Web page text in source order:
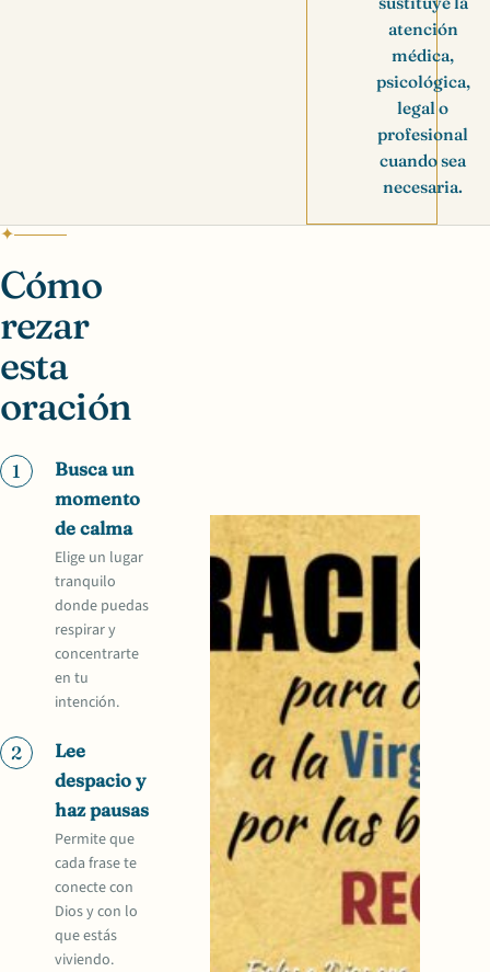
atención
médica,
psicológica,
legal o
profesional
cuando sea
necesaria.
Cómo
rezar
esta
oración
1
Busca un
momento
de calma
Elige un lugar
tranquilo
donde puedas
respirar y
concentrarte
en tu
intención.
2
Lee
despacio y
haz pausas
Permite que
cada frase te
conecte con
Dios y con lo
que estás
viviendo.